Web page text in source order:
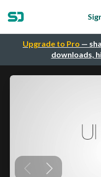
Upgrade to Pro —
downloads,